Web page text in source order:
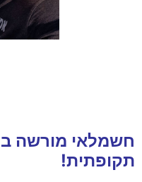
חשמלאי מורשה
תקופתית!